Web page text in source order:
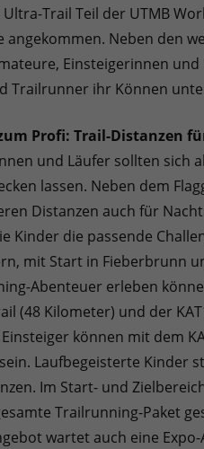
Trail Teil der UTMB
angekommen. Neben den
Einsteigerinnen
Trailrunner ihr Können
Profi: Trail-Distanzen
und Läufer sollten sich
lassen. Neben dem
Distanzen auch für
Kinder die passende
mit Start in Fieberbrunn
Abenteuer erleben
(48 Kilometer) und der
können mit dem
Laufbegeisterte Kinder
Im Start- und
Trailrunning-Paket
wartet auch eine